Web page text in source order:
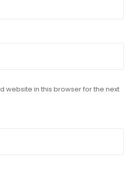
website in this browser for the next